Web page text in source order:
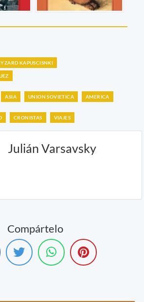
KAPUSCISNKI
ASIA UNION SOVIETICA AMERICA
CRONISTAS VIAJES
Julián Varsavsky
Compártelo